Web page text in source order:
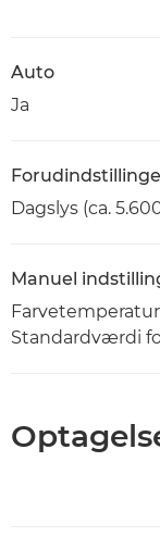
Auto
Ja
Dagslys (ca.
Manuel
Standardværdi